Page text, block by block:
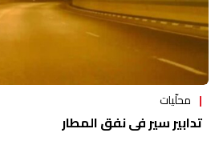
محلّيات
تدابير سير في نفق المطار